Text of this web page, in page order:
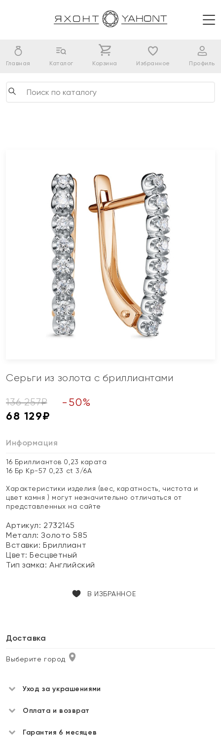
Главная Каталог Корзина Избранное Профиль
Серьги из золота с бриллиантами
136 257₽ - 50%
68 129₽
Информация
16 Бриллиантов 0,23 карата
16 Бр Кр-57 0,23 ct 3/6А
Характеристики изделия (вес, каратность, чистота и
цвет камня ) могут незначительно отличаться от
представленных на сайте
Артикул: 2732145
Металл:Золото 585
Вставки:Бриллиант
Цвет:Бесцветный
Тип замка:Английский
В ИЗБРАННОЕ
Доставка
Выберите город
Уход за украшениями
Оплата и возврат
Гарантия 6 месяцев